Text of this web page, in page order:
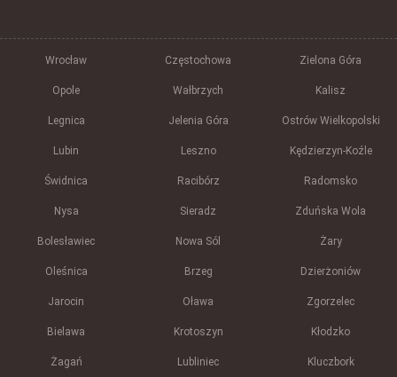
Wrocław Częstochowa Zielona Góra
Opole Wałbrzych Kalisz
Legnica Jelenia Góra Ostrów Wielkopolski
Lubin Leszno Kędzierzyn-Koźle
Świdnica Racibórz Radomsko
Nysa Sieradz Zduńska Wola
Bolesławiec Nowa Sól Żary
Oleśnica Brzeg Dzierżoniów
Jarocin Oława Zgorzelec
Bielawa Krotoszyn Kłodzko
Żagań Lubliniec Kluczbork